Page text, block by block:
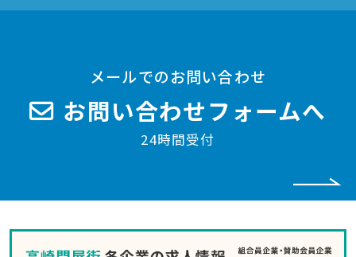
メールでのお問い合わせ
お問い合わせフォームへ
24時間受付